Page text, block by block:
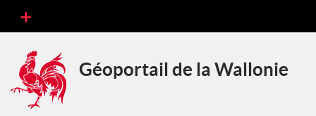
Géoportail de la Wallonie